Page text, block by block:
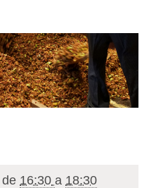
de 16:30 a 18:30